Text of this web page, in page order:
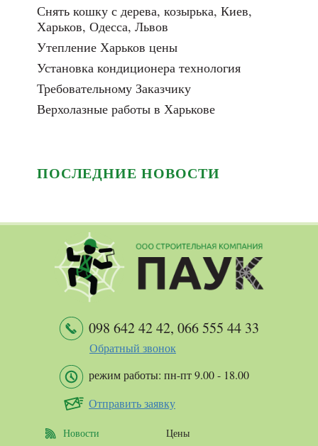
Снять кошку с дерева, козырька, Киев,
Харьков, Одесса, Львов
Утепление Харьков цены
Установка кондиционера технология
Требовательному Заказчику
Верхолазные работы в Харькове
ПОСЛЕДНИЕ НОВОСТИ
098 642 42 42, 066 555 44 33
Обратный звонок
режим работы: пн-пт 9.00 - 18.00
Отправить заявку
Новости Цены